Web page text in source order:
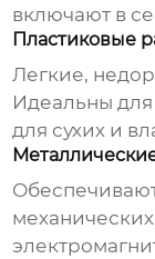
включают в
Пластиковые
Легкие,
Идеальны для
для сухих и